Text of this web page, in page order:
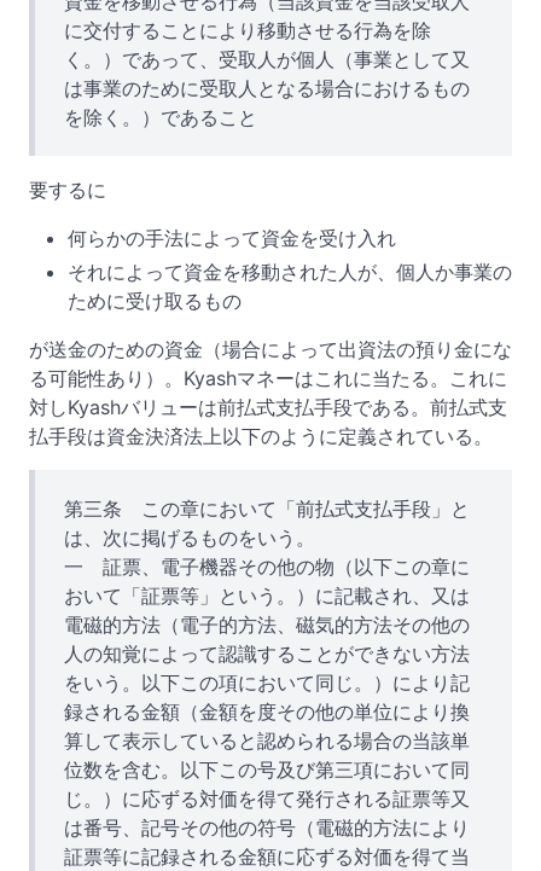
に交付することにより移動させる行為を除
く。）であって、受取人が個人（事業として又
は事業のために受取人となる場合におけるもの
を除く。）であること
要するに
何らかの手法によって資金を受け入れ
それによって資金を移動された人が、個人か事業の
ために受け取るもの
が送金のための資金（場合によって出資法の預り金にな
る可能性あり）。Kyashマネーはこれに当たる。これに
対しKyashバリューは前払式支払手段である。前払式支
払手段は資金決済法上以下のように定義されている。
第三条 この章において「前払式支払手段」と
は、次に掲げるものをいう。
一 証票、電子機器その他の物（以下この章に
おいて「証票等」という。）に記載され、又は
電磁的方法（電子的方法、磁気的方法その他の
人の知覚によって認識することができない方法
をいう。以下この項において同じ。）により記
録される金額（金額を度その他の単位により換
算して表示していると認められる場合の当該単
位数を含む。以下この号及び第三項において同
じ。）に応ずる対価を得て発行される証票等又
は番号、記号その他の符号（電磁的方法により
証票等に記録される金額に応ずる対価を得て当